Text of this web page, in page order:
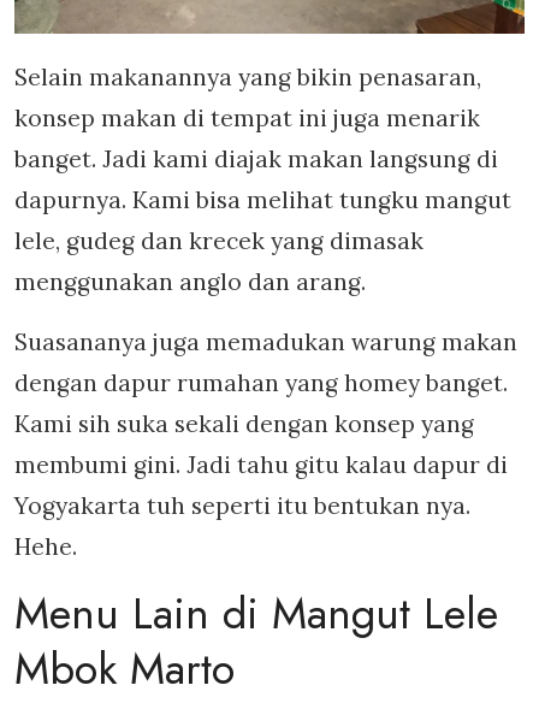
Selain makanannya yang bikin penasaran,
konsep makan di tempat ini juga menarik
banget. Jadi kami diajak makan langsung di
dapurnya. Kami bisa melihat tungku mangut
lele, gudeg dan krecek yang dimasak
menggunakan anglo dan arang.
Suasananya juga memadukan warung makan
dengan dapur rumahan yang homey banget.
Kami sih suka sekali dengan konsep yang
membumi gini. Jadi tahu gitu kalau dapur di
Yogyakarta tuh seperti itu bentukan nya.
Hehe.
Menu Lain di Mangut Lele
Mbok Marto